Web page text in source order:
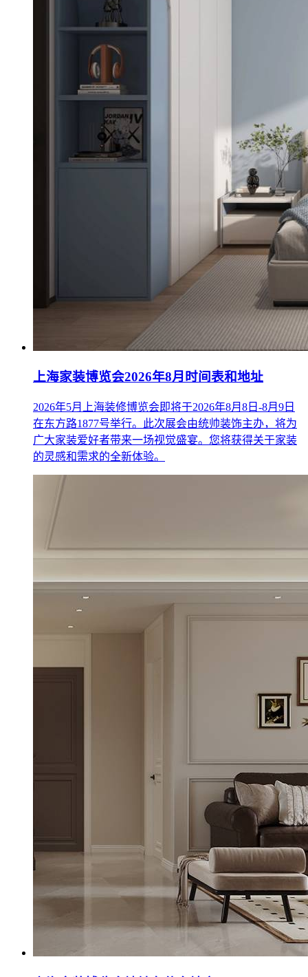
上海家装博览会2026年8月时间表和地址
2026年5月上海装修博览会即将于2026年8月8日-8月9日
在东方路1877号举行。此次展会由统帅装饰主办，将为
广大家装爱好者带来一场视觉盛宴。您将获得关于家装
的灵感和需求的全新体验。